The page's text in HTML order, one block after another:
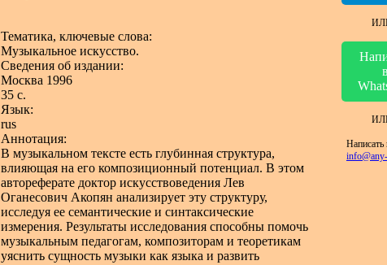
Тематика, ключевые слова:
Музыкальное искусство.
Сведения об издании:
Москва 1996
35 с.
Язык:
rus
Аннотация:
В музыкальном тексте есть глубинная структура,
влияющая на его композиционный потенциал. В этом
автореферате доктор искусствоведения Лев
Оганесович Акопян анализирует эту структуру,
исследуя ее семантические и синтаксические
измерения. Результаты исследования способны помочь
музыкальным педагогам, композиторам и теоретикам
уяснить сущность музыки как языка и развить
в
Написать